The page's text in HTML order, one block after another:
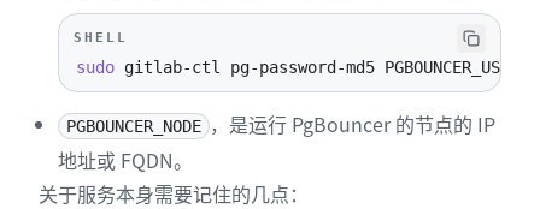
SHELL
sudo gitlab-ctl pg-password-md5
PGBOUNCER_NODE
，是运行 PgBouncer 的节点的 IP
地址或 FQDN。
关于服务本身需要记住的几点：